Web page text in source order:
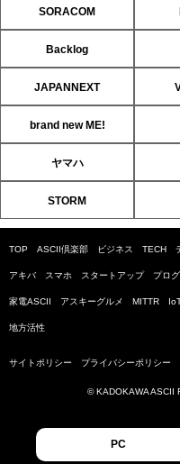
SORACOM
Backlog
JAPANNEXT
brand new ME!
ヤマハ
STORM
TOP ASCII倶楽部 ビジネス TECH
アキバ スマホ スタートアップ プロ
家電ASCII アスキーグルメ MITTR
地方活性
サイトポリシー プライバシーポリシー
© KADOKAWA ASCII
PC